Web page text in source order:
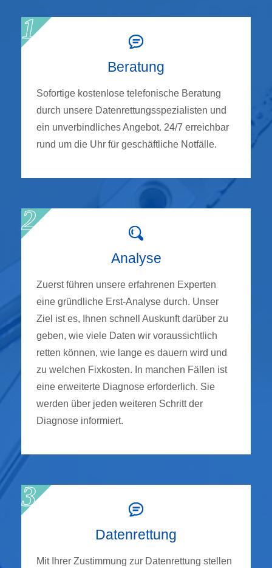
Beratung
Sofortige kostenlose telefonische Beratung
durch unsere Datenrettungsspezialisten und
ein unverbindliches Angebot. 24/7 erreichbar
rund um die Uhr für geschäftliche Notfälle.
Analyse
Zuerst führen unsere erfahrenen Experten
eine gründliche Erst-Analyse durch. Unser
Ziel ist es, Ihnen schnell Auskunft darüber zu
geben, wie viele Daten wir voraussichtlich
retten können, wie lange es dauern wird und
zu welchen Fixkosten. In manchen Fällen ist
eine erweiterte Diagnose erforderlich. Sie
werden über jeden weiteren Schritt der
Diagnose informiert.
Datenrettung
Mit Ihrer Zustimmung zur Datenrettung stellen